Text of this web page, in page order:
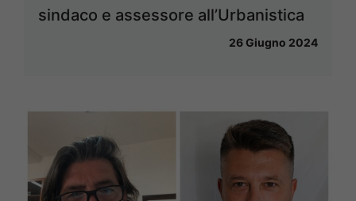
sindaco e assessore all’Urbanistica
26 Giugno 2024